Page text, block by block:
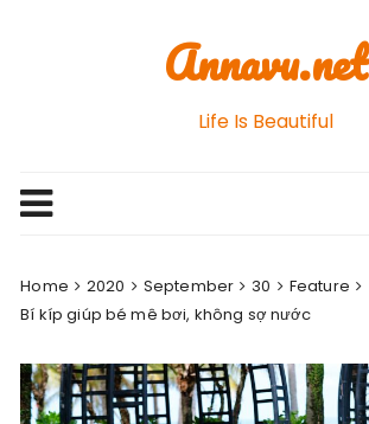
Annavu.net
Life Is Beautiful
Home 2020 September 30
Feature
Bí kíp giúp bé mê bơi, không sợ nước